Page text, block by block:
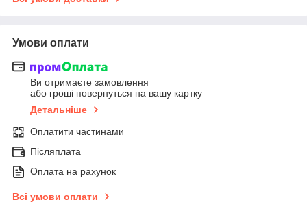
Умови оплати
Ви отримаєте замовлення
або гроші повернуться на вашу картку
Детальніше
Оплатити частинами
Післяплата
Оплата на рахунок
Всі умови оплати